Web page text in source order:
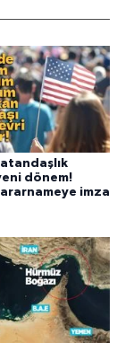
dönem!
imza